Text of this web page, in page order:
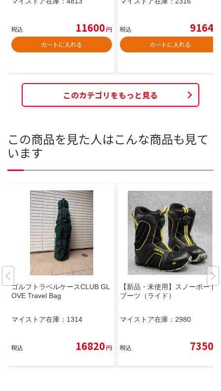
税込 11600円
カートに入れる
税込 9164
カートに入れる
このカテゴリをもっと見る
この商品を見た人はこんな商品も見て
います
ゴルフトラベルケースCLUB GL
OVE Travel Bag
マイストア在庫： 1314
税込 16820円
【新品・未使用】スノーボード
ブーツ（ライド）
マイストア在庫： 2980
税込 7350